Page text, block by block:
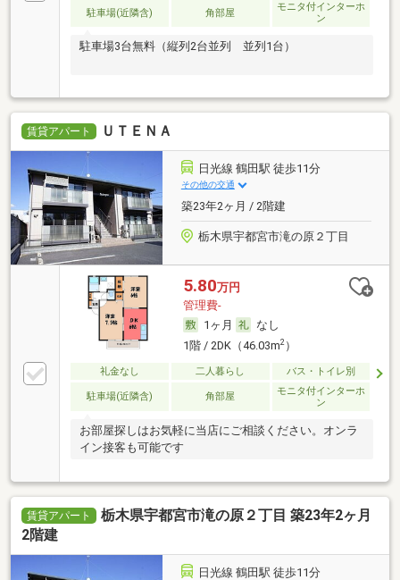
駐車場(近隣含) 角部屋
モニタ付インターホ
ン
駐車場3台無料（縦列2台並列 並列1台）
賃貸アパート ＵＴＥＮＡ
日光線 鶴田駅 徒歩11分
その他の交通
築23年2ヶ月 / 2階建
栃木県宇都宮市滝の原２丁目
5.80万円
管理費-
1ヶ月
なし
1階 / 2DK（46.03m2）
礼金なし 二人暮らし バス・トイレ別
駐車場(近隣含) 角部屋
モニタ付インターホ
ン
お部屋探しはお気軽に当店にご相談ください。オンラ
イン接客も可能です
賃貸アパート
栃木県宇都宮市滝の原２丁目 築23年2ヶ月
2階建
日光線 鶴田駅 徒歩11分